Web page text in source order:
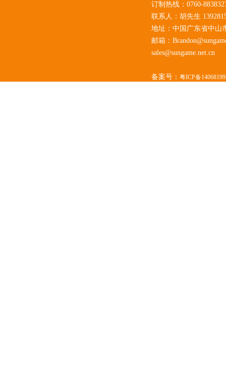
订制热线：0760-
联系人：胡先生
地址：中国广东省中山
邮箱：
sales@sungame.net.cn
备案号： 粤ICP备